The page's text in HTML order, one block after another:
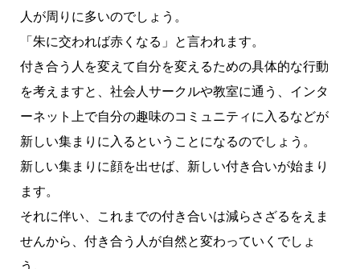
人が周りに多いのでしょう。
「朱に交われば赤くなる」と言われます。
付き合う人を変えて自分を変えるための具体的な行動
を考えますと、社会人サークルや教室に通う、インタ
ーネット上で自分の趣味のコミュニティに入るなどが
新しい集まりに入るということになるのでしょう。
新しい集まりに顔を出せば、新しい付き合いが始まり
ます。
それに伴い、これまでの付き合いは減らさざるをえま
せんから、付き合う人が自然と変わっていくでしょ
う。